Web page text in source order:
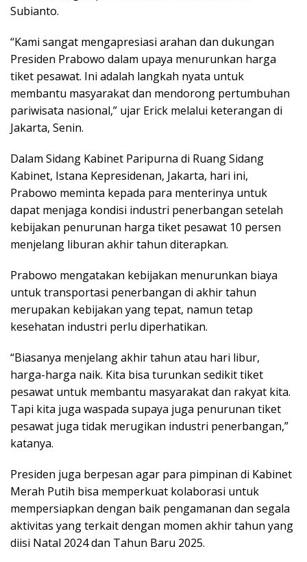
Subianto.
“Kami sangat mengapresiasi arahan dan dukungan
Presiden Prabowo dalam upaya menurunkan harga
tiket pesawat. Ini adalah langkah nyata untuk
membantu masyarakat dan mendorong pertumbuhan
pariwisata nasional,” ujar Erick melalui keterangan di
Jakarta, Senin.
Dalam Sidang Kabinet Paripurna di Ruang Sidang
Kabinet, Istana Kepresidenan, Jakarta, hari ini,
Prabowo meminta kepada para menterinya untuk
dapat menjaga kondisi industri penerbangan setelah
kebijakan penurunan harga tiket pesawat 10 persen
menjelang liburan akhir tahun diterapkan. ​​​​​​
Prabowo mengatakan kebijakan menurunkan biaya
untuk transportasi penerbangan di akhir tahun
merupakan kebijakan yang tepat, namun tetap
kesehatan industri perlu diperhatikan.
“Biasanya menjelang akhir tahun atau hari libur,
harga-harga naik. Kita bisa turunkan sedikit tiket
pesawat untuk membantu masyarakat dan rakyat kita.
Tapi kita juga waspada supaya juga penurunan tiket
pesawat juga tidak merugikan industri penerbangan,”
katanya.
Presiden juga berpesan agar para pimpinan di Kabinet
Merah Putih bisa memperkuat kolaborasi untuk
mempersiapkan dengan baik pengamanan dan segala
aktivitas yang terkait dengan momen akhir tahun yang
diisi Natal 2024 dan Tahun Baru 2025.